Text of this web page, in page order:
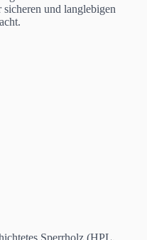
und langlebigen
Sperrholz (HPL,